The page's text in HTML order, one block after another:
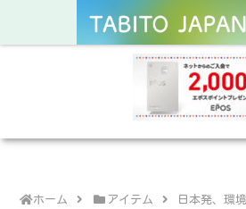
サスティナブルな旅と暮らしの
ホーム アイテム
日本発、環